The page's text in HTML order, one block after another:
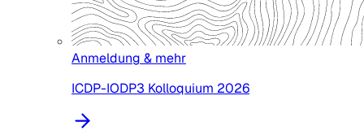
Anmeldung & mehr
ICDP-IODP3 Kolloquium 2026